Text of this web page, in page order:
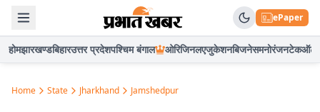
ePaper
होमझारखण्डबिहारउत्तर प्रदेशपश्चिम बंगाल ओरिजिनलएजुकेशनबिजनेसमनोरंजनटेकऑटो
Home State Jharkhand Jamshedpur